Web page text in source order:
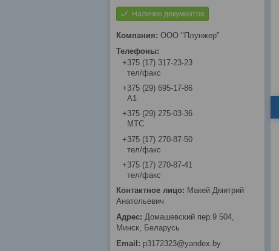
Наличие документов
ООО "Плунжер"
+375 (17) 317-23-23
тел/факс
+375 (29) 695-17-86
A1
+375 (29) 275-03-36
МТС
+375 (17) 270-87-50
тел/факс
+375 (17) 270-87-41
тел/факс
Макей Дмитрий
Анатольевич
Домашевский пер.9 504,
Минск, Беларусь
p3172323@yandex.by